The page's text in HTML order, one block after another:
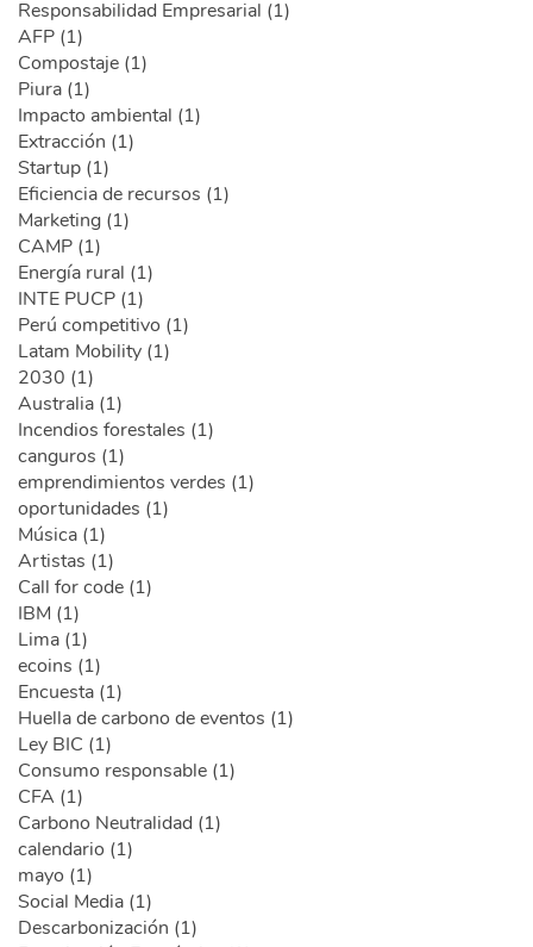
Responsabilidad Empresarial (1)
AFP (1)
Compostaje (1)
Piura (1)
Impacto ambiental (1)
Extracción (1)
Startup (1)
Eficiencia de recursos (1)
Marketing (1)
CAMP (1)
Energía rural (1)
INTE PUCP (1)
Perú competitivo (1)
Latam Mobility (1)
2030 (1)
Australia (1)
Incendios forestales (1)
canguros (1)
emprendimientos verdes (1)
oportunidades (1)
Música (1)
Artistas (1)
Call for code (1)
IBM (1)
Lima (1)
ecoins (1)
Encuesta (1)
Huella de carbono de eventos (1)
Ley BIC (1)
Consumo responsable (1)
CFA (1)
Carbono Neutralidad (1)
calendario (1)
mayo (1)
Social Media (1)
Descarbonización (1)